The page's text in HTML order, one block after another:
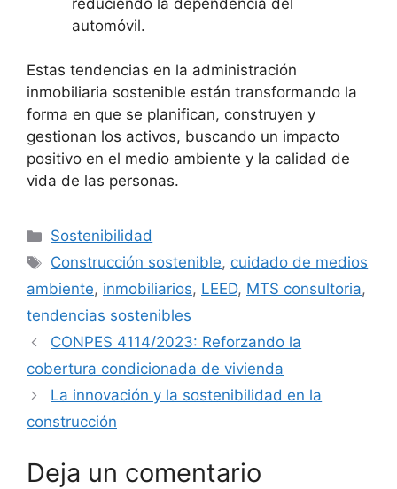
automóvil.
Estas tendencias en la administración
inmobiliaria sostenible están transformando la
forma en que se planifican, construyen y
gestionan los activos, buscando un impacto
positivo en el medio ambiente y la calidad de
vida de las personas.
Categorías
Sostenibilidad
Etiquetas
Construcción sostenible, cuidado de medios
ambiente, inmobiliarios, LEED, MTS consultoria,
tendencias sostenibles
CONPES 4114/2023: Reforzando la
cobertura condicionada de vivienda
La innovación y la sostenibilidad en la
construcción
Deja un comentario